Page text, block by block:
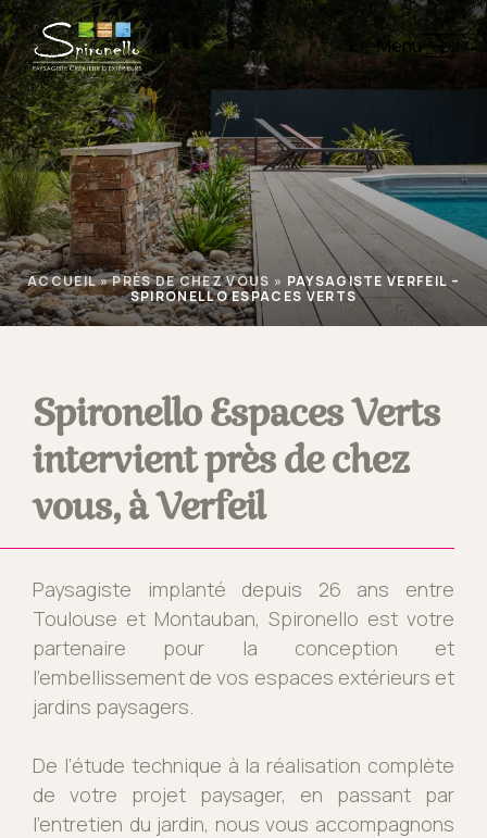
Menu
ACCUEIL»PRÈS DE CHEZ VOUS » PAYSAGISTE VERFEIL –
SPIRONELLO ESPACES VERTS
Spironello Espaces Verts
intervient près de chez
vous, à Verfeil
Paysagiste implanté depuis 26 ans entre
Toulouse et Montauban, Spironello est votre
partenaire pour la conception et
l’embellissement de vos espaces extérieurs et
jardins paysagers.
De l’étude technique à la réalisation complète
de votre projet paysager, en passant par
l’entretien du jardin, nous vous accompagnons